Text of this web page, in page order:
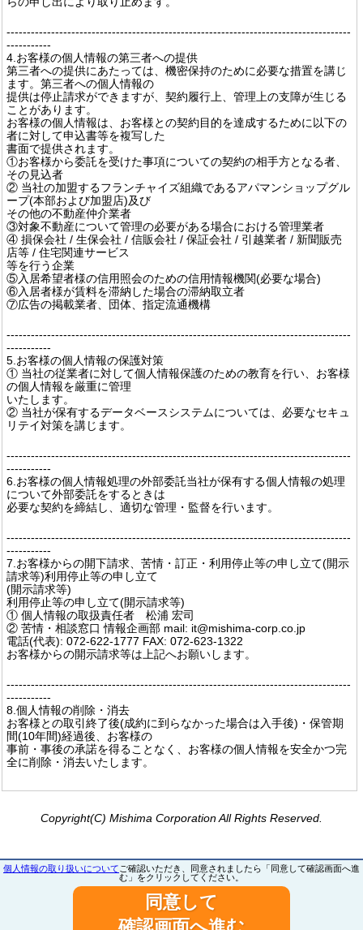
-------------------------------------------------------------------------------------
-----------
4.お客様の個人情報の第三者への提供
第三者への提供にあたっては、機密保持のために必要な措置を講じ
ます。第三者への個人情報の
提供は停止請求ができますが、契約履行上、管理上の支障が生じる
ことがあります。
お客様の個人情報は、お客様との契約目的を達成するために以下の
者に対して申込書等を複写した
書面で提供されます。
①お客様から委託を受けた事項についての契約の相手方となる者、
その見込者
② 当社の加盟するフランチャイズ組織であるアパマンショップグル
ープ(本部および加盟店)及び
その他の不動産仲介業者
③対象不動産について管理の必要がある場合における管理業者
④ 損保会社 / 生保会社 / 信販会社 / 保証会社 / 引越業者 / 新聞販売
店等 / 住宅関連サービス
等を行う企業
⑤入居希望者様の信用照会のための信用情報機関(必要な場合)
⑥入居者様が賃料を滞納した場合の滞納取立者
⑦広告の掲載業者、団体、指定流通機構
-------------------------------------------------------------------------------------
-----------
5.お客様の個人情報の保護対策
① 当社の従業者に対して個人情報保護のための教育を行い、お客様
の個人情報を厳重に管理
いたします。
② 当社が保有するデータベースシステムについては、必要なセキュ
リテイ対策を講じます。
-------------------------------------------------------------------------------------
-----------
6.お客様の個人情報処理の外部委託当社が保有する個人情報の処理
について外部委託をするときは
必要な契約を締結し、適切な管理・監督を行います。
-------------------------------------------------------------------------------------
-----------
7.お客様からの開下請求、苦情・訂正・利用停止等の申し立て(開示
請求等)利用停止等の申し立て
(開示請求等)
利用停止等の申し立て(開示請求等)
① 個人情報の取扱責任者 松浦 宏司
② 苦情・相談窓口 情報企画部 mail: it@mishima-corp.co.jp
電話(代表): 072-622-1777 FAX: 072-623-1322
お客様からの開示請求等は上記へお願いします。
-------------------------------------------------------------------------------------
-----------
8.個人情報の削除・消去
お客様との取引終了後(成約に到らなかった場合は入手後)・保管期
間(10年間)経過後、お客様の
事前・事後の承諾を得ることなく、お客様の個人情報を安全かつ完
全に削除・消去いたします。
Copyright(C) Mishima Corporation All Rights Reserved.
個人情報の取り扱いについて ご確認いただき、同意されましたら「同意して確認画面へ進
む」をクリックしてください。
同意して
確認画面へ進む